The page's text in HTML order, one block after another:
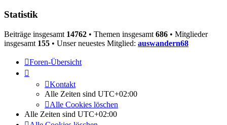
Statistik
Beiträge insgesamt 14762 • Themen insgesamt 686 • Mitglieder
insgesamt 155 • Unser neuestes Mitglied: auswandern68
Foren-Übersicht
Kontakt
Alle Zeiten sind UTC+02:00
Alle Cookies löschen
Alle Zeiten sind UTC+02:00